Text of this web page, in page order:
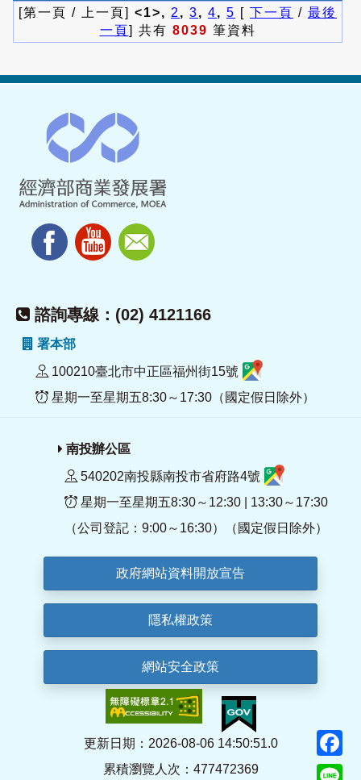
[第一頁 / 上一頁] <1>, 2 , 3, 4, 5 [ 下一頁 / 最後
一頁] 共有 8039 筆資料
諮詢專線：(02) 4121166
署本部
100210臺北市中正區福州街15號
星期一至星期五8:30～17:30（國定假日除外）
南投辦公區
540202南投縣南投市省府路4號
星期一至星期五8:30～12:30 | 13:30～17:30
（公司登記：9:00～16:30）（國定假日除外）
政府網站資料開放宣告
隱私權政策
網站安全政策
更新日期：2026-08-06 14:50:51.0
累積瀏覽人次：477472369